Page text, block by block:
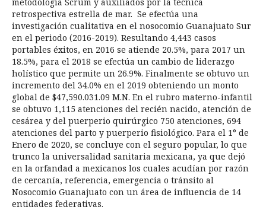
retrospectiva estrella de mar. Se efectúa una
investigación cualitativa en el nosocomio Guanajuato Sur
en el periodo (2016-2019). Resultando 4,443 casos
portables éxitos, en 2016 se atiende 20.5%, para 2017 un
18.5%, para el 2018 se efectúa un cambio de liderazgo
holístico que permite un 26.9%. Finalmente se obtuvo un
incremento del 34.0% en el 2019 obteniendo un monto
global de $47,590.031.09 M.N. En el rubro materno-infantil
se obtuvo 1,115 atenciones del recién nacido, atención de
cesárea y del puerperio quirúrgico 750 atenciones, 694
atenciones del parto y puerperio fisiológico. Para el 1° de
Enero de 2020, se concluye con el seguro popular, lo que
trunco la universalidad sanitaria mexicana, ya que dejó
en la orfandad a mexicanos los cuales acudían por razón
de cercanía, referencia, emergencia o tránsito al
Nosocomio Guanajuato con un área de influencia de 14
entidades federativas.